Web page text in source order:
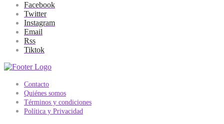
Facebook
Twitter
Instagram
Email
Rss
Tiktok
Contacto
Quiénes somos
Términos y condiciones
Política y Privacidad